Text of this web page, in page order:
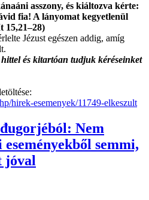
asszony, és kiáltozva kérte:
fia! A lányomat kegyetlenül
15,21–28)
Jézust egészen addig, amíg
és kitartóan tudjuk kéréseinket
hirek-esemenyek/11749-elkeszult
Nem
semmi,
jóval